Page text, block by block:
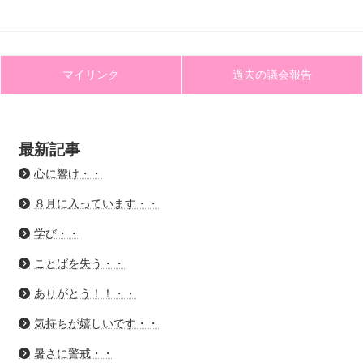
マイリンク 過去の議会報告
最新記事
心に響け・・
８月に入っています・・
学び・・
ことばを失う・・
ありがとう！！・・
気持ちが嬉しいです・・
暑さに警戒・・